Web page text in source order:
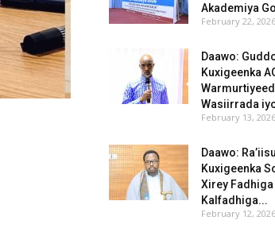
Akademiya
February 22, 2026
Daawo:
Kuxigeenka
Wasiirrada
February 13, 2026
Daawo:
Kuxigeenka
Xirey
Kalfadhiga...
February 12, 2026